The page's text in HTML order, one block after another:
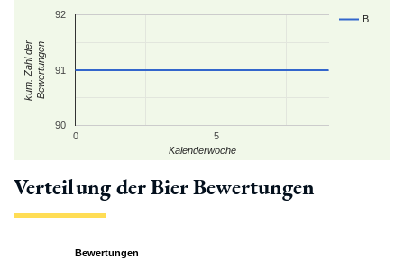
B…
0 5
90
91
92
Kalenderwoche
kum. Zahl derBewertungen
Verteilung der Bier Bewertungen
Bewertungen